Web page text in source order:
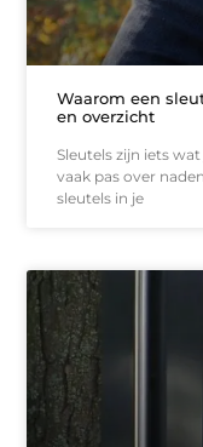
Waarom een
en overzicht
Sleutels zijn iets
vaak pas over
sleutels in je